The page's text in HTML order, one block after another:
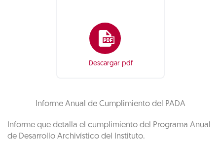
Descargar pdf
Informe Anual de Cumplimiento del PADA
Informe que detalla el cumplimiento del Programa Anual
de Desarrollo Archivístico del Instituto.